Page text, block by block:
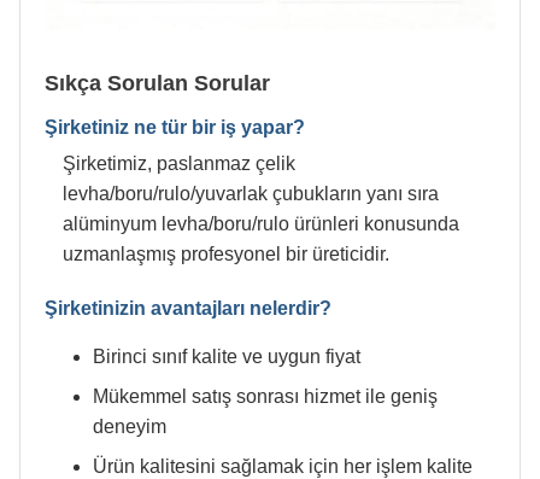
Sıkça Sorulan Sorular
Şirketiniz ne tür bir iş yapar?
Şirketimiz, paslanmaz çelik
levha/boru/rulo/yuvarlak çubukların yanı sıra
alüminyum levha/boru/rulo ürünleri konusunda
uzmanlaşmış profesyonel bir üreticidir.
Şirketinizin avantajları nelerdir?
Birinci sınıf kalite ve uygun fiyat
Mükemmel satış sonrası hizmet ile geniş
deneyim
Ürün kalitesini sağlamak için her işlem kalite